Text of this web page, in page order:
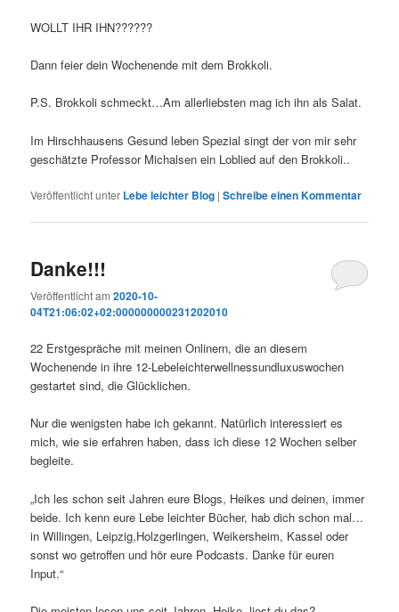
WOLLT IHR IHN??????
Dann feier dein Wochenende mit dem Brokkoli.
P.S. Brokkoli schmeckt…Am allerliebsten mag ich ihn als Salat.
Im Hirschhausens Gesund leben Spezial singt der von mir sehr
geschätzte Professor Michalsen ein Loblied auf den Brokkoli..
Veröffentlicht unter Lebe leichter Blog |Schreibe einen Kommentar
Danke!!!
Veröffentlicht am2020-10-
04T21:06:02+02:000000000231202010
22 Erstgespräche mit meinen Onlinern, die an diesem
Wochenende in ihre 12-Lebeleichterwellnessundluxuswochen
gestartet sind, die Glücklichen.
Nur die wenigsten habe ich gekannt. Natürlich interessiert es
mich, wie sie erfahren haben, dass ich diese 12 Wochen selber
begleite.
„Ich les schon seit Jahren eure Blogs, Heikes und deinen, immer
beide. Ich kenn eure Lebe leichter Bücher, hab dich schon mal…
in Willingen, Leipzig,Holzgerlingen, Weikersheim, Kassel oder
sonst wo getroffen und hör eure Podcasts. Danke für euren
Input.“